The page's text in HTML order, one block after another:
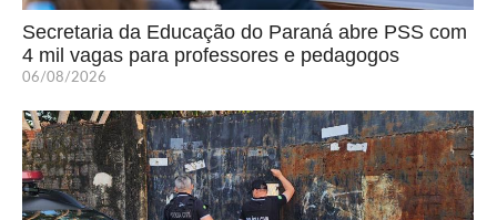
Secretaria da Educação do Paraná abre PSS com
4 mil vagas para professores e pedagogos
06/08/2026